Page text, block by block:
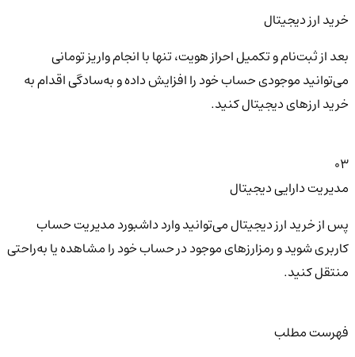
خرید ارز دیجیتال
بعد از ثبت‌نام و تکمیل احراز هویت، تنها با انجام واریز تومانی
می‌توانید موجودی حساب خود را افزایش داده و به‌سادگی اقدام به
خرید ارزهای دیجیتال کنید.
03
مدیریت دارایی دیجیتال
پس از خرید ارز دیجیتال می‌توانید وارد داشبورد مدیریت حساب
کاربری شوید و رمزارزهای موجود در حساب خود را مشاهده یا به‌راحتی
منتقل کنید.
فهرست مطلب